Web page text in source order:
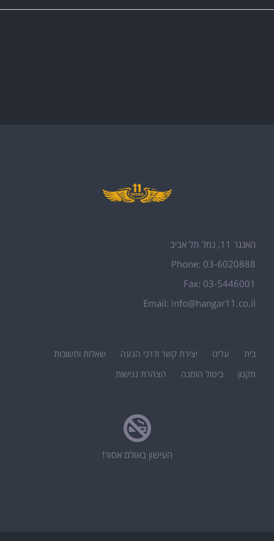
ניווט
האנגר 11, נמל תל אביב
Phone: 03-6020888
Fax: 03-5446001
Email: info@hangar11.co.il
בית עלינו יצירת קשר ודרכי הגעה
שאלות ותשובות
תקנון
ביטול הזמנה הצהרת נגישות
העישון באולם אסור!